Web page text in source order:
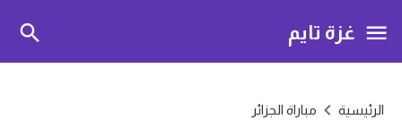
غزة تايم
الرئيسية مباراة الجزائر